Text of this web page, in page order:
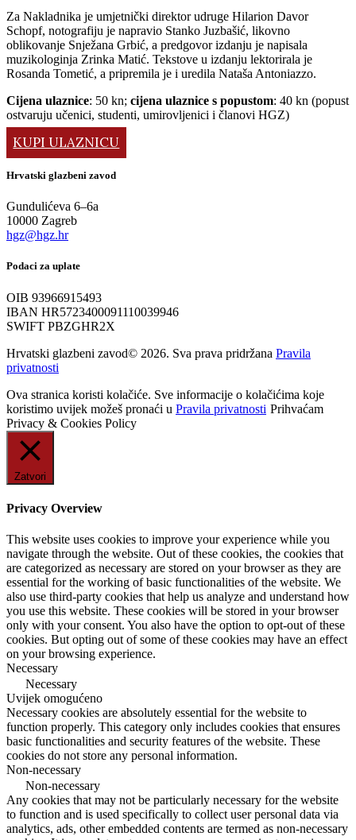
Za Nakladnika je umjetnički direktor udruge Hilarion Davor
Schopf, notografiju je napravio Stanko Juzbašić, likovno
oblikovanje Snježana Grbić, a predgovor izdanju je napisala
muzikologinja Zrinka Matić. Tekstove u izdanju lektorirala je
Rosanda Tometić, a pripremila je i uredila Nataša Antoniazzo.
Cijena ulaznice: 50 kn; cijena ulaznice s popustom: 40 kn (popust
ostvaruju učenici, studenti, umirovljenici i članovi HGZ)
KUPI ULAZNICU
Hrvatski glazbeni zavod
Gundulićeva 6–6a
10000 Zagreb
hgz@hgz.hr
Podaci za uplate
OIB 93966915493
IBAN HR5723400091110039946
SWIFT PBZGHR2X
Hrvatski glazbeni zavod© 2026. Sva prava pridržana Pravila
privatnosti
Ova stranica koristi kolačiće. Sve informacije o kolačićima koje
koristimo uvijek možeš pronaći u Pravila privatnosti Prihvaćam
Privacy & Cookies Policy
Zatvori
Privacy Overview
This website uses cookies to improve your experience while you
navigate through the website. Out of these cookies, the cookies that
are categorized as necessary are stored on your browser as they are
essential for the working of basic functionalities of the website. We
also use third-party cookies that help us analyze and understand how
you use this website. These cookies will be stored in your browser
only with your consent. You also have the option to opt-out of these
cookies. But opting out of some of these cookies may have an effect
on your browsing experience.
Necessary
Necessary
Uvijek omogućeno
Necessary cookies are absolutely essential for the website to
function properly. This category only includes cookies that ensures
basic functionalities and security features of the website. These
cookies do not store any personal information.
Non-necessary
Non-necessary
Any cookies that may not be particularly necessary for the website
to function and is used specifically to collect user personal data via
analytics, ads, other embedded contents are termed as non-necessary